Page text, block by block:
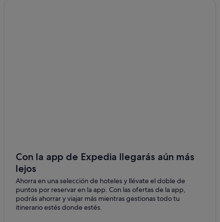
Wyndham Hotels en Isla Mujeres
Hoteles de golf en Costa Mujeres
Hoteles boutique en Isla Mujeres
Hoteles cerca de Centro comercial Puerto Cancún
Con la app de Expedia llegarás aún más
lejos
Ahorra en una selección de hoteles y llévate el doble de
puntos por reservar en la app. Con las ofertas de la app,
podrás ahorrar y viajar más mientras gestionas todo tu
itinerario estés donde estés.